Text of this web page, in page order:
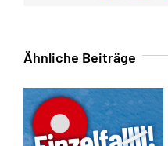
Ähnliche Beiträge